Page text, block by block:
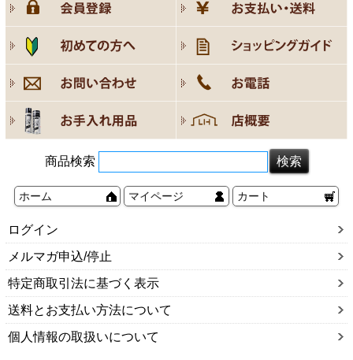
商品検索
ホーム マイページ カート
ログイン
メルマガ申込/停止
特定商取引法に基づく表示
送料とお支払い方法について
個人情報の取扱いについて